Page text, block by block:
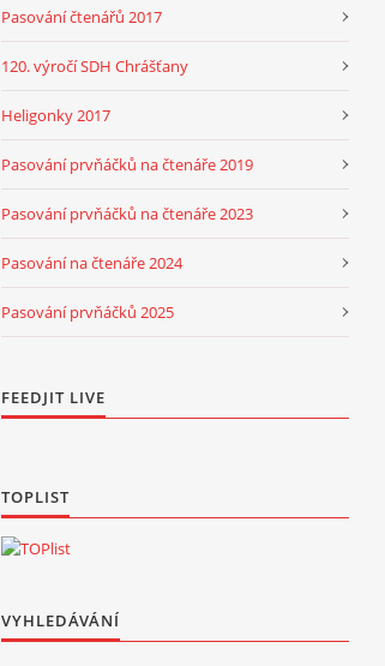
Pasování čtenářů 2017
120. výročí SDH Chrášťany
Heligonky 2017
Pasování prvňáčků na čtenáře 2019
Pasování prvňáčků na čtenáře 2023
Pasování na čtenáře 2024
Pasování prvňáčků 2025
FEEDJIT LIVE
TOPLIST
VYHLEDÁVÁNÍ